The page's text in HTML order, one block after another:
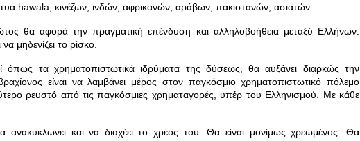
hawala , κινέζων, ινδών, αφρικανών, αράβων, πακιστανών, ασιατών.
θα αφορά την πραγματική επένδυση και αλληλοβοήθεια μεταξύ Ελλήνων.
μηδενίζει το ρίσκο.
όπως τα χρηματοπιστωτικά ιδρύματα της δύσεως, θα αυξάνει διαρκώς την
είναι να λαμβάνει μέρος στον παγκόσμιο χρηματοπιστωτικό πόλεμο
ρευστό από τις παγκόσμιες χρηματαγορές, υπέρ του Ελληνισμού. Με κάθε
και να διαχέει το χρέος του.Θα είναι μονίμως χρεωμένος. Θα